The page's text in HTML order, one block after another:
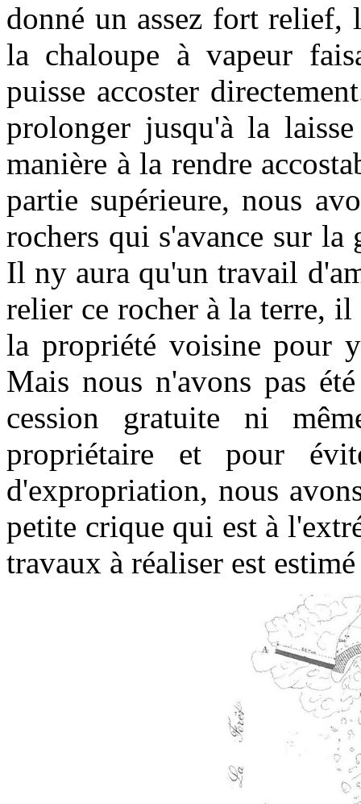
donné un assez fort
la chaloupe à vapeur
puisse accoster
prolonger jusqu'à la
manière à la rendre
partie supérieure, nous
rochers qui s'avance sur
Il ny aura qu'un travail
relier ce rocher à la terre, il
la propriété voisine pour
Mais nous n'avons pas
cession gratuite ni
propriétaire et pour
d'expropriation, nous
petite crique qui est à
travaux à réaliser est